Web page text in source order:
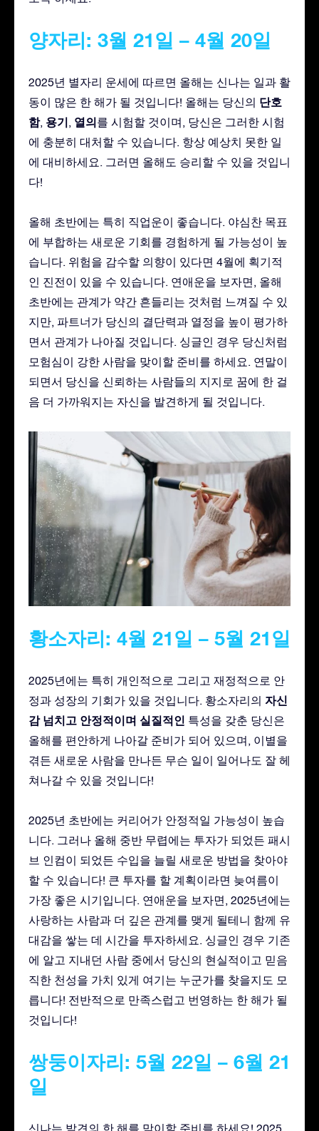
양자리: 3월 21일 – 4월 20일
2025년 별자리 운세에 따르면 올해는 신나는 일과 활
동이 많은 한 해가 될 것입니다! 올해는 당신의 단호
함, 용기, 열의를 시험할 것이며, 당신은 그러한 시험
에 충분히 대처할 수 있습니다. 항상 예상치 못한 일
에 대비하세요. 그러면 올해도 승리할 수 있을 것입니
다!
올해 초반에는 특히 직업운이 좋습니다. 야심찬 목표
에 부합하는 새로운 기회를 경험하게 될 가능성이 높
습니다. 위험을 감수할 의향이 있다면 4월에 획기적
인 진전이 있을 수 있습니다. 연애운을 보자면, 올해
초반에는 관계가 약간 흔들리는 것처럼 느껴질 수 있
지만, 파트너가 당신의 결단력과 열정을 높이 평가하
면서 관계가 나아질 것입니다. 싱글인 경우 당신처럼
모험심이 강한 사람을 맞이할 준비를 하세요. 연말이
되면서 당신을 신뢰하는 사람들의 지지로 꿈에 한 걸
음 더 가까워지는 자신을 발견하게 될 것입니다.
황소자리: 4월 21일 – 5월 21일
2025년에는 특히 개인적으로 그리고 재정적으로 안
정과 성장의 기회가 있을 것입니다. 황소자리의 자신
감 넘치고 안정적이며 실질적인 특성을 갖춘 당신은
올해를 편안하게 나아갈 준비가 되어 있으며, 이별을
겪든 새로운 사람을 만나든 무슨 일이 일어나도 잘 헤
쳐나갈 수 있을 것입니다!
2025년 초반에는 커리어가 안정적일 가능성이 높습
니다. 그러나 올해 중반 무렵에는 투자가 되었든 패시
브 인컴이 되었든 수입을 늘릴 새로운 방법을 찾아야
할 수 있습니다! 큰 투자를 할 계획이라면 늦여름이
가장 좋은 시기입니다. 연애운을 보자면, 2025년에는
사랑하는 사람과 더 깊은 관계를 맺게 될테니 함께 유
대감을 쌓는 데 시간을 투자하세요. 싱글인 경우 기존
에 알고 지내던 사람 중에서 당신의 현실적이고 믿음
직한 천성을 가치 있게 여기는 누군가를 찾을지도 모
릅니다! 전반적으로 만족스럽고 번영하는 한 해가 될
것입니다!
쌍둥이자리: 5월 22일 – 6월 21
일
신나는 발견의 한 해를 맞이할 준비를 하세요! 2025